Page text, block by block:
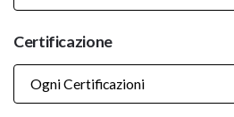
Certificazione
Ogni Certificazioni